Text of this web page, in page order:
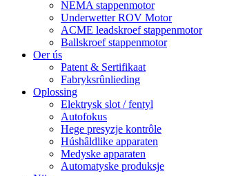
NEMA stappenmotor
Underwetter ROV Motor
ACME leadskroef stappenmotor
Ballskroef stappenmotor
Oer ús
Patent & Sertifikaat
Fabryksrûnlieding
Oplossing
Elektrysk slot / fentyl
Autofokus
Hege presyzje kontrôle
Húshâldlike apparaten
Medyske apparaten
Automatyske produksje